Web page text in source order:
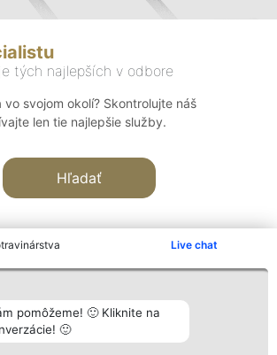
Live chat
pomôžeme! 🙂 Kliknite na
🙂
tých najlepších v odbore
svojom okolí? Skontrolujte náš
len tie najlepšie služby.
Hľadať
o.
Hodnotenie
Laureáti
Lista
Kontakt
Kontakt